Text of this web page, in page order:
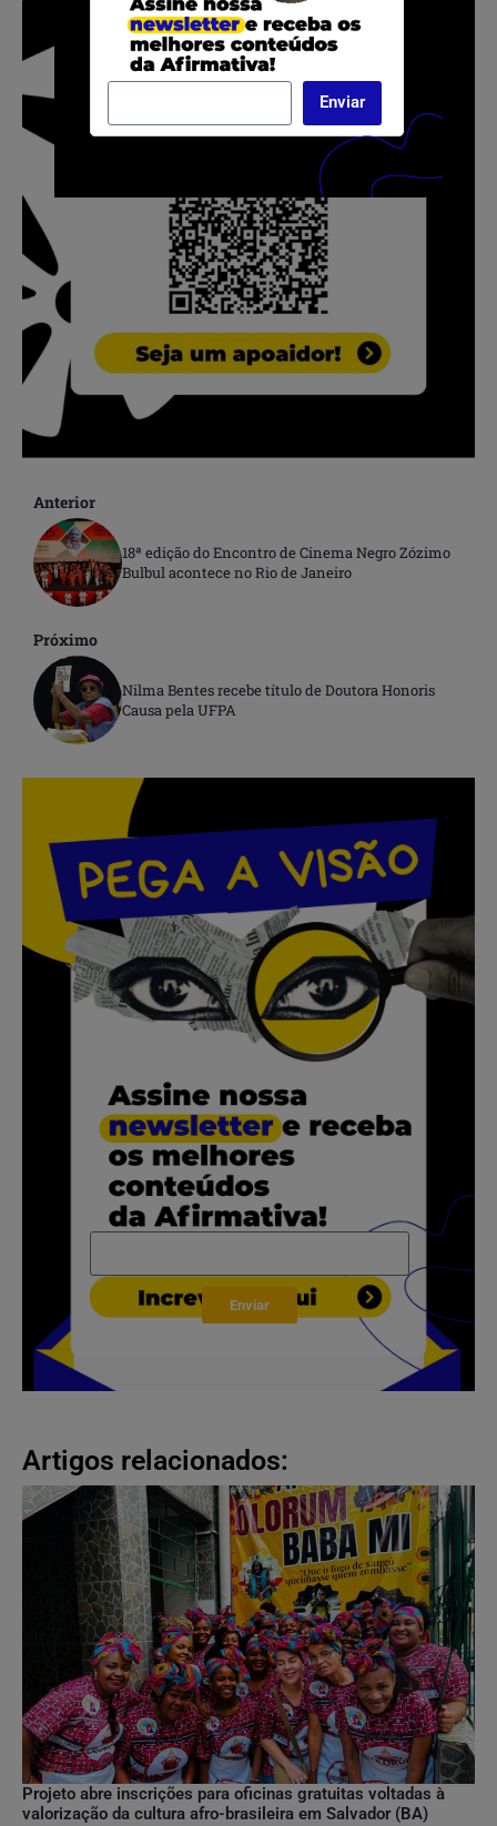
Anterior
18ª edição do Encontro de Cinema Negro Zózimo
Bulbul acontece no Rio de Janeiro
Próximo
Nilma Bentes recebe título de Doutora Honoris
Causa pela UFPA
.
.
Enviar
Artigos relacionados:
Projeto abre inscrições para oficinas gratuitas voltadas à
valorização da cultura afro-brasileira em Salvador (BA)
Enviar